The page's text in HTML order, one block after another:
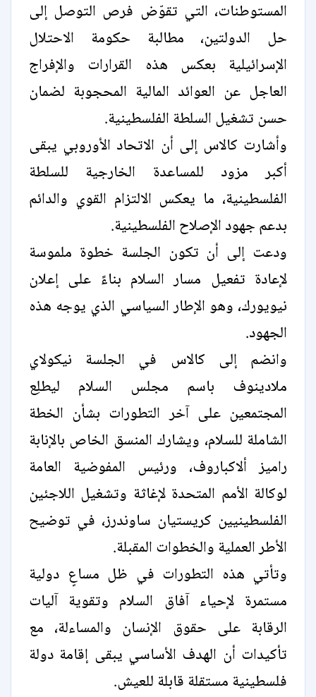
المستوطنات، التي تقوّض فرص التوصل إلى
حل الدولتين، مطالبة حكومة الاحتلال
الإسرائيلية بعكس هذه القرارات والإفراج
العاجل عن العوائد المالية المحجوبة لضمان
حسن تشغيل السلطة الفلسطينية.
وأشارت كالاس إلى أن الاتحاد الأوروبي يبقى
أكبر مزود للمساعدة الخارجية للسلطة
الفلسطينية، ما يعكس الالتزام القوي والدائم
بدعم جهود الإصلاح الفلسطينية.
ودعت إلى أن تكون الجلسة خطوة ملموسة
لإعادة تفعيل مسار السلام بناءً على إعلان
نيويورك، وهو الإطار السياسي الذي يوجه هذه
الجهود.
وانضم إلى كالاس في الجلسة نيكولاي
ملادينوف باسم مجلس السلام ليطلِع
المجتمعين على آخر التطورات بشأن الخطة
الشاملة للسلام، ويشارك المنسق الخاص بالإنابة
راميز ألاكباروف، ورئيس المفوضية العامة
لوكالة الأمم المتحدة لإغاثة وتشغيل اللاجئين
الفلسطينيين كريستيان ساوندرز، في توضيح
الأطر العملية والخطوات المقبلة.
وتأتي هذه التطورات في ظل مساعٍ دولية
مستمرة لإحياء آفاق السلام وتقوية آليات
الرقابة على حقوق الإنسان والمساءلة، مع
تأكيدات أن الهدف الأساسي يبقى إقامة دولة
فلسطينية مستقلة قابلة للعيش.